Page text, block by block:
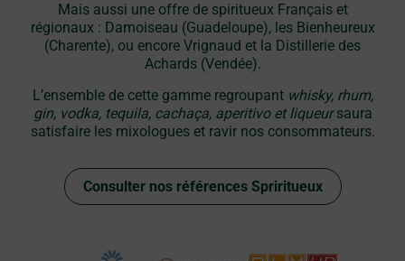
Mais aussi une offre de spiritueux Français et
régionaux : Damoiseau (Guadeloupe), les Bienheureux
(Charente), ou encore Vrignaud et la Distillerie des
Achards (Vendée).
L’ensemble de cette gamme regroupant whisky, rhum,
gin, vodka, tequila, cachaça, aperitivo et liqueursaura
satisfaire les mixologues et ravir nos consommateurs.
Consulter nos références Spriritueux